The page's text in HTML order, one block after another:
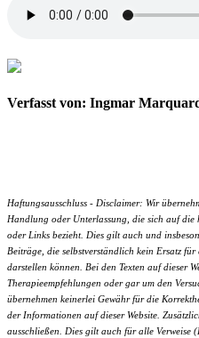
Verfasst von: Ingmar
Haftungsausschluss - Disclaimer: Wir
Handlung oder Unterlassung, die sich auf
oder Links bezieht. Dies gilt auch und
Beiträge, die selbstverständlich kein Ersatz
darstellen können. Bei den Texten auf dieser
Therapieempfehlungen oder gar um den
übernehmen keinerlei Gewähr für die
der Informationen auf dieser Website.
ausschließen. Dies gilt auch für alle Verweise